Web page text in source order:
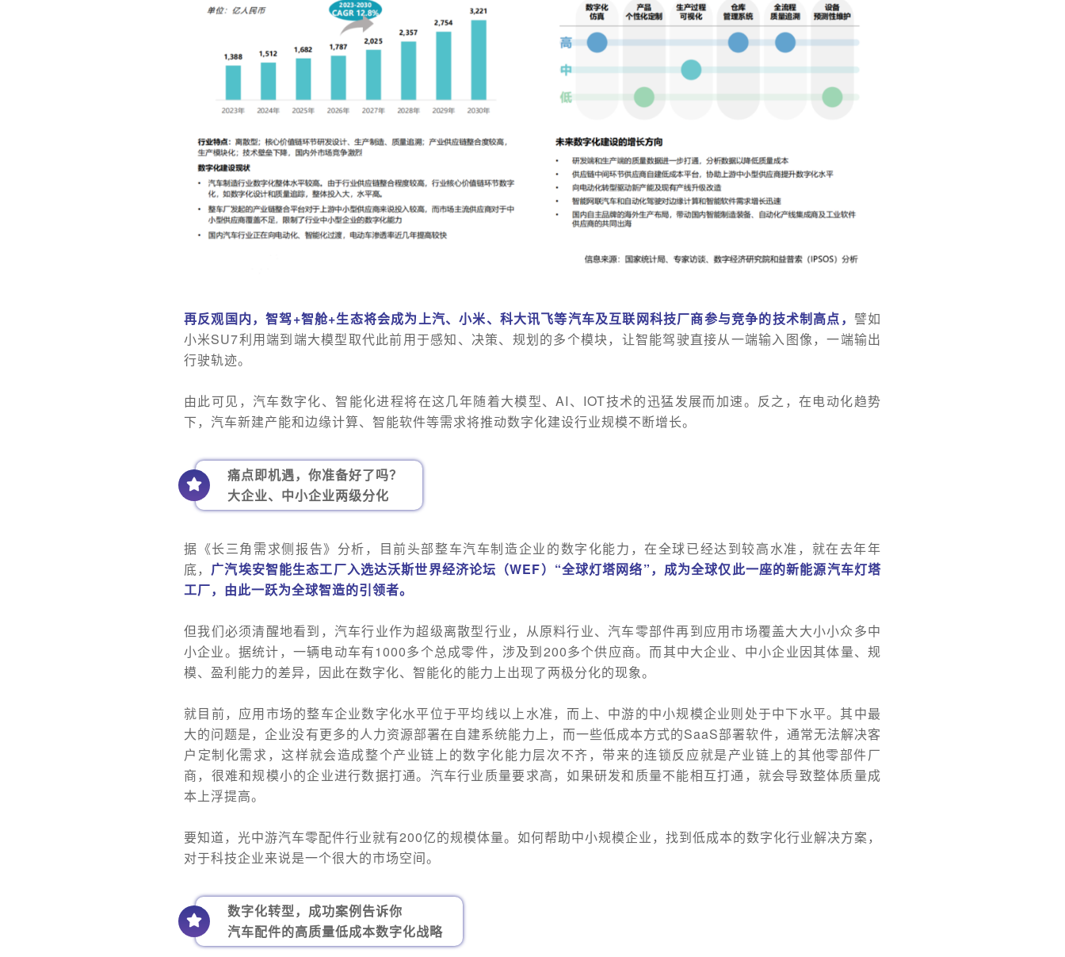
再反观国内，智驾+智舱+生态将会成为上汽、小米、科大讯飞等汽车及互联网科技厂商参与竞争的技术制高点， 譬如
小米SU7利用端到端大模型取代此前用于感知、决策、规划的多个模块，让智能驾驶直接从一端输入图像，一端输出
行驶轨迹。
由此可见，汽车数字化、智能化进程将在这几年随着大模型、AI、IOT技术的迅猛发展而加速。反之，在电动化趋势
下，汽车新建产能和边缘计算、智能软件等需求将推动数字化建设行业规模不断增长。
痛点即机遇，你准备好了吗？
大企业、中小企业两级分化
据《长三角需求侧报告》分析，目前头部整车汽车制造企业的数字化能力，在全球已经达到较高水准，就在去年年
底， 广汽埃安智能生态工厂入选达沃斯世界经济论坛（WEF）“全球灯塔网络”，成为全球仅此一座的新能源汽车灯塔
工厂，由此一跃为全球智造的引领者。
但我们必须清醒地看到，汽车行业作为超级离散型行业，从原料行业、汽车零部件再到应用市场覆盖大大小小众多中
小企业。据统计，一辆电动车有1000多个总成零件，涉及到200多个供应商。而其中大企业、中小企业因其体量、规
模、盈利能力的差异，因此在数字化、智能化的能力上出现了两极分化的现象。
就目前，应用市场的整车企业数字化水平位于平均线以上水准，而上、中游的中小规模企业则处于中下水平。其中最
大的问题是，企业没有更多的人力资源部署在自建系统能力上，而一些低成本方式的SaaS部署软件，通常无法解决客
户定制化需求，这样就会造成整个产业链上的数字化能力层次不齐，带来的连锁反应就是产业链上的其他零部件厂
商，很难和规模小的企业进行数据打通。汽车行业质量要求高，如果研发和质量不能相互打通，就会导致整体质量成
本上浮提高。
要知道，光中游汽车零配件行业就有200亿的规模体量。如何帮助中小规模企业，找到低成本的数字化行业解决方案，
对于科技企业来说是一个很大的市场空间。
数字化转型，成功案例告诉你
汽车配件的高质量低成本数字化战略